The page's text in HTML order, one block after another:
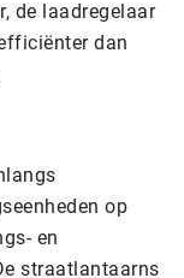
de laadregelaar
dan
op
en
straatlantaarns